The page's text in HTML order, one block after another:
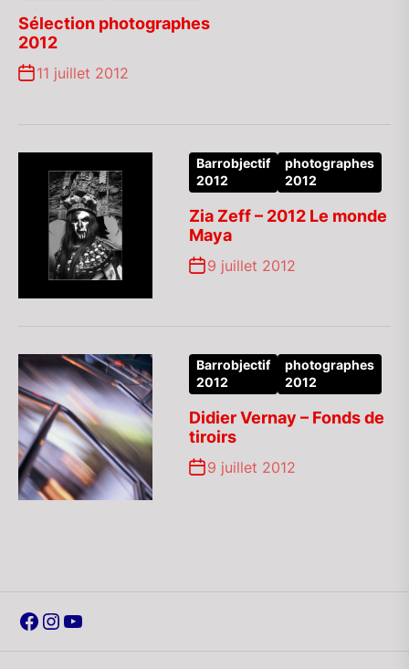
Sélection photographes
2012
11 juillet 2012
Barrobjectif
2012
photographes
2012
Zia Zeff – 2012 Le monde
Maya
9 juillet 2012
Barrobjectif
2012
photographes
2012
Didier Vernay – Fonds de
tiroirs
9 juillet 2012
Facebook
Instagram
YouTube